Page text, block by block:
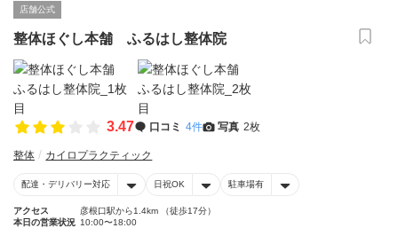
店舗公式
整体ほぐし本舗 ふるはし整体院
3.47 口コミ 4件 写真 2枚
整体 カイロプラクティック
配達・デリバリー対応 日祝OK 駐車場有
アクセス
彦根口駅から1.4km （徒歩17分）
本日の営業状況 10:00〜18:00